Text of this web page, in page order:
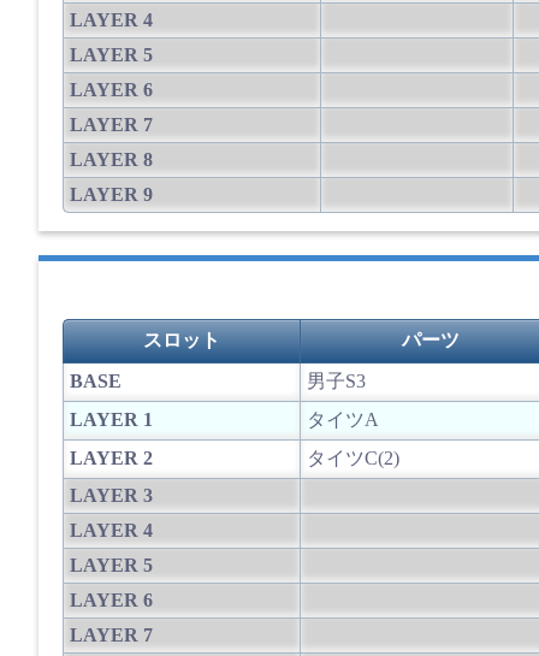
LAYER 4
LAYER 5
LAYER 6
LAYER 7
LAYER 8
LAYER 9
スロット
パーツ
BASE
男子S3
LAYER 1
タイツA
LAYER 2
タイツC(2)
LAYER 3
LAYER 4
LAYER 5
LAYER 6
LAYER 7